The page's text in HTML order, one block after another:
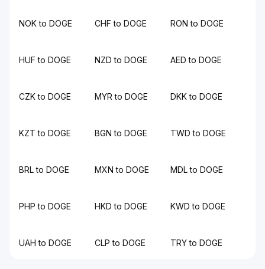
NOK to DOGE CHF to DOGE RON to DOGE
HUF to DOGE NZD to DOGE AED to DOGE
CZK to DOGE MYR to DOGE DKK to DOGE
KZT to DOGE BGN to DOGE TWD to DOGE
BRL to DOGE MXN to DOGE MDL to DOGE
PHP to DOGE HKD to DOGE KWD to DOGE
UAH to DOGE CLP to DOGE TRY to DOGE